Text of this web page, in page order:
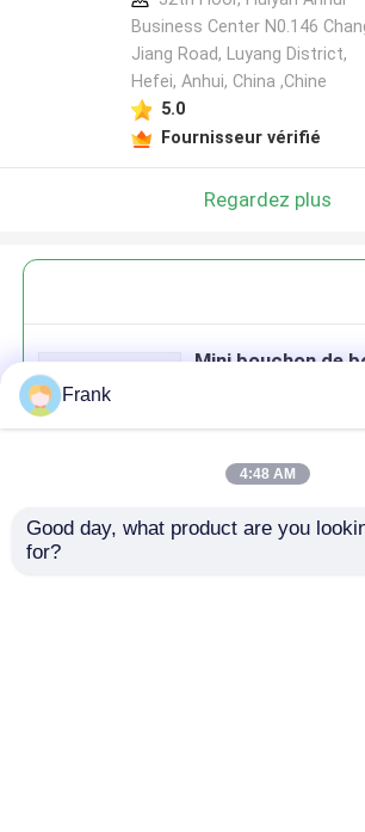
Business Center N0.146
Jiang Road, Luyang District,
Hefei, Anhui, China ,Chine
5.0
Fournisseur vérifié
Regardez plus
Mini bouchon de
Continuer
Frank
4:48 AM
Good day, what product are you
for?